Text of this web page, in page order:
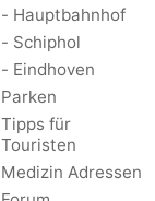
- Hauptbahnhof
- Schiphol
- Eindhoven
Parken
Tipps für
Touristen
Medizin Adressen